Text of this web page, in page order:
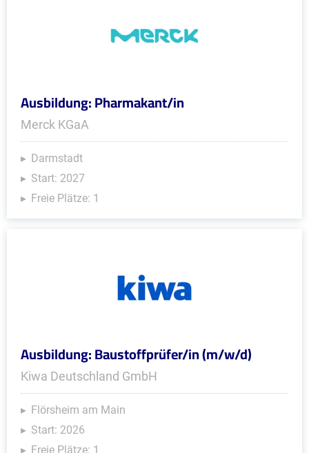
Ausbildung: Pharmakant/in
Merck KGaA
Darmstadt
Start: 2027
Freie Plätze: 1
Ausbildung: Baustoffprüfer/in (m/w/d)
Kiwa Deutschland GmbH
Flörsheim am Main
Start: 2026
Freie Plätze: 1